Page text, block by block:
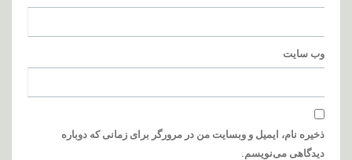
وب‌ سایت
ذخیره نام، ایمیل و وبسایت من در مرورگر برای زمانی که دوباره
دیدگاهی می‌نویسم.